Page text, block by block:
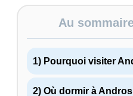
Au
1) Pourquoi visiter
2) Où dormir à